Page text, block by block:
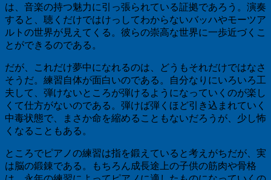
は、音楽の持つ魅力に引っ張られている証拠であろう。演奏
すると、聴くだけではけっしてわからないバッハやモーツア
ルトの世界が見えてくる。彼らの崇高な世界に一歩近づくこ
とができるのである。
だが、これだけ夢中になれるのは、どうもそれだけではなさ
そうだ。練習自体が面白いのである。自分なりにいろいろ工
夫して、弾けないところが弾けるようになっていくのが楽し
くて仕方がないのである。弾けば弾くほど引き込まれていく
中毒状態で、まさか命を縮めることもないだろうが、少し怖
くなることもある。
ところでピアノの練習は指を鍛えていると考えがちだが、実
は脳の鍛錬である。もちろん成長途上の子供の筋肉や骨格